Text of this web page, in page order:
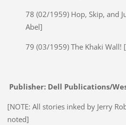
78 (02/1959) Hop, Skip, and
Abel]
79 (03/1959) The Khaki Wall!
Publisher: Dell Publications/
[NOTE: All stories inked by Jerry
noted]